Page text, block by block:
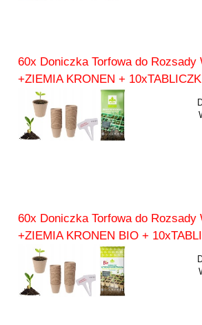
60x Doniczka Torfowa do Rozsady
+ZIEMIA KRONEN +
60x Doniczka Torfowa do Rozsady
+ZIEMIA KRONEN BIO +